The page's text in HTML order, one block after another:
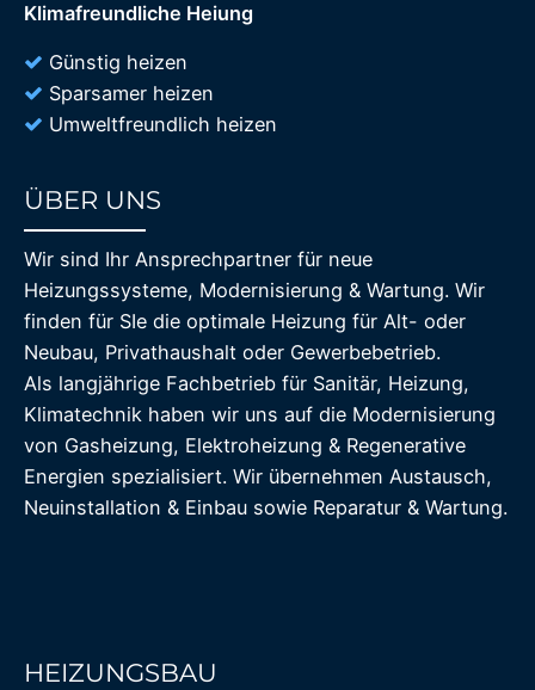
Klimafreundliche Heiung
Günstig heizen
Sparsamer heizen
Umweltfreundlich heizen
ÜBER UNS
Wir sind Ihr Ansprechpartner für neue
Heizungssysteme, Modernisierung & Wartung. Wir
finden für SIe die optimale Heizung für Alt- oder
Neubau, Privathaushalt oder Gewerbebetrieb.
Als langjährige Fachbetrieb für Sanitär, Heizung,
Klimatechnik haben wir uns auf die Modernisierung
von Gasheizung, Elektroheizung & Regenerative
Energien spezialisiert. Wir übernehmen Austausch,
Neuinstallation & Einbau sowie Reparatur & Wartung.
HEIZUNGSBAU